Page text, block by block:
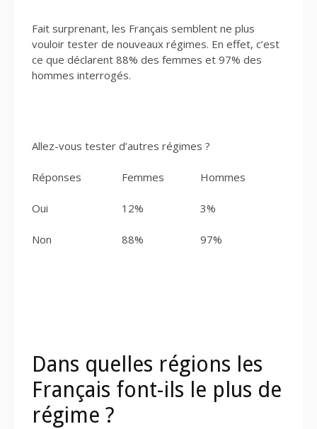
Fait surprenant, les Français semblent ne plus
vouloir tester de nouveaux régimes. En effet, c’est
ce que déclarent 88% des femmes et 97% des
hommes interrogés.
Allez-vous tester d’autres régimes ?
Réponses Femmes Hommes
Oui 12% 3%
Non 88% 97%
Dans quelles régions les
Français font-ils le plus de
régime ?